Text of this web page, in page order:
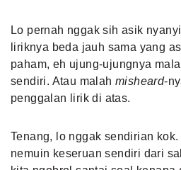
Lo pernah nggak sih asik
liriknya beda jauh sama yang
paham, eh ujung-ujungnya
sendiri. Atau malah misheard-
penggalan lirik di atas.
Tenang, lo nggak sendirian
nemuin keseruan sendiri dari